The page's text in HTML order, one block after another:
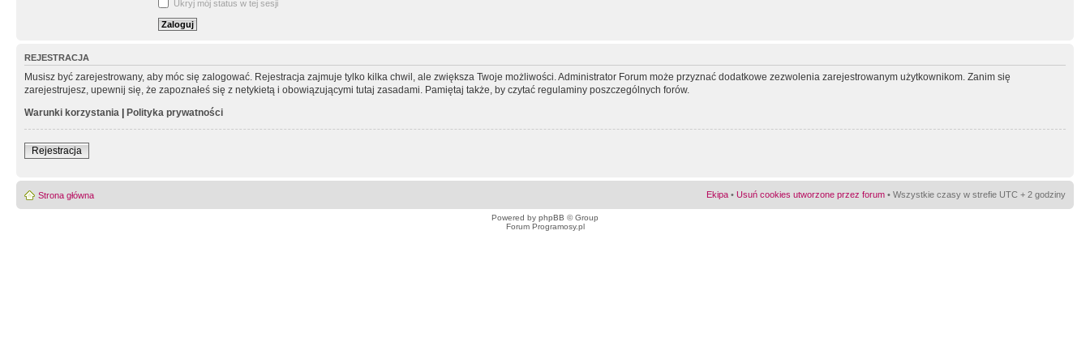
Ukryj mój status w tej sesji
REJESTRACJA
Musisz być zarejestrowany, aby móc się zalogować. Rejestracja zajmuje tylko kilka chwil, ale zwiększa Twoje możliwości. Administrator Forum może przyznać dodatkowe zezwolenia zarejestrowanym użytkownikom. Zanim się
zarejestrujesz, upewnij się, że zapoznałeś się z netykietą i obowiązującymi tutaj zasadami. Pamiętaj także, by czytać regulaminy poszczególnych forów.
Warunki korzystania | Polityka prywatności
Rejestracja
Strona główna Ekipa • Usuń cookies utworzone przez forum • Wszystkie czasy w strefie UTC + 2 godziny
Powered by phpBB © Group
Forum Programosy.pl